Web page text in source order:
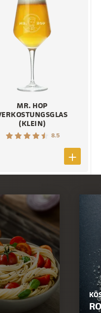
MR. HOP
(KLEIN)
8.5